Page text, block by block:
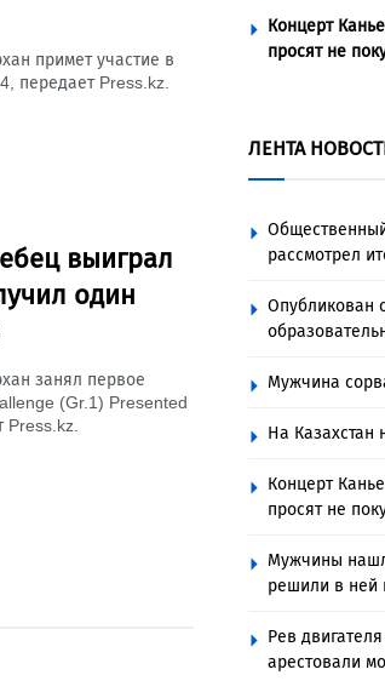
примет участие в
передает Press.kz.
выиграл
один
занял первое
(Gr.1) Presented
Press.kz.
Концерт
просят не
ЛЕНТА
рассмотрел
Опубликован
Мужчина
На Казахстан
Концерт
просят не
Мужчины
решили в ней
Рев
арестовали